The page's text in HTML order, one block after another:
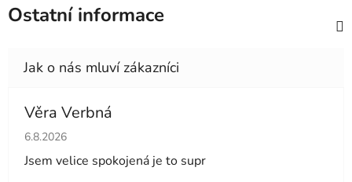
Ostatní informace
Věra Verbná
Hodnocení obchodu je 5 z 5 hvězdiček.
6.8.2026
Jsem velice spokojená je to supr